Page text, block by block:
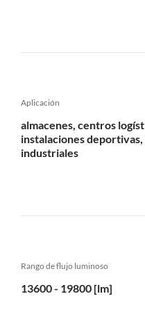
Aplicación
almacenes, centros
instalaciones
industriales
Rango de flujo luminoso
13600 - 19800 [lm]